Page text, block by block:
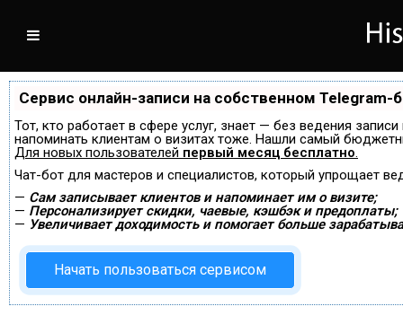
Сервис онлайн-записи на собственном Telegram-
Тот, кто работает в сфере услуг, знает — без ведения
напоминать клиентам о визитах тоже. Нашли самый
Для новых пользователей первый месяц бесплатно.
Чат-бот для мастеров и специалистов, который упрощает
— Сам записывает клиентов и напоминает им о визите;
— Персонализирует скидки, чаевые, кэшбэк и предоплаты;
— Увеличивает доходимость и помогает больше
Начать пользоваться сервисом